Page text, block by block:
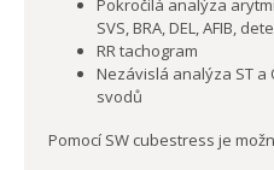
Pokročilá analýza arytmií
SVS, BRA, DEL, AFIB,
RR tachogram
Nezávislá analýza ST a
svodů
Pomocí SW cubestress je